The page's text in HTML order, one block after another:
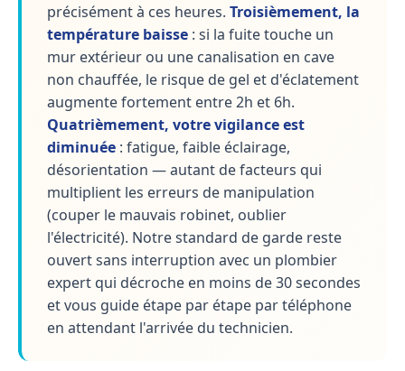
précisément à ces heures. Troisièmement, la
température baisse : si la fuite touche un
mur extérieur ou une canalisation en cave
non chauffée, le risque de gel et d'éclatement
augmente fortement entre 2h et 6h.
Quatrièmement, votre vigilance est
diminuée : fatigue, faible éclairage,
désorientation — autant de facteurs qui
multiplient les erreurs de manipulation
(couper le mauvais robinet, oublier
l'électricité). Notre standard de garde reste
ouvert sans interruption avec un plombier
expert qui décroche en moins de 30 secondes
et vous guide étape par étape par téléphone
en attendant l'arrivée du technicien.